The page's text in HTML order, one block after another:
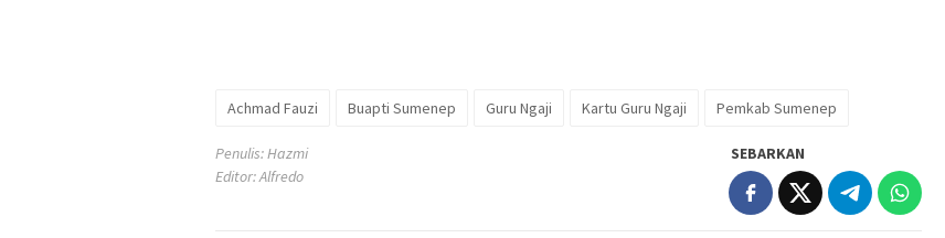
Achmad Fauzi Buapti Sumenep Guru Ngaji Kartu Guru Ngaji Pemkab Sumenep
Penulis: Hazmi
Editor: Alfredo
SEBARKAN